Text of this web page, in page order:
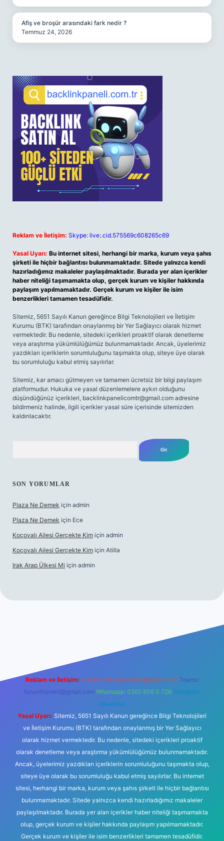
Afiş ve broşür arasındaki fark nedir ?
Temmuz 24, 2026
Reklam ve İletişim: Skype: live:.cid.575569c608265c69
Yasal Uyarı: Bu internet sitesi, herhangi bir marka, kurum veya şahıs
şirketi ile hiçbir bağlantısı bulunmamaktadır. Sitede yalnızca kendi
hazırladığımız makaleler paylaşılmaktadır. Burada yer alan içerikler
haber niteliği taşımamakta olup, gerçek kurum ve kişiler hakkında
paylaşım yapılmamaktadır. Gerçek kurum ve kişiler ile isim
benzerlikleri tamamen tesadüfidir.
Sitemiz, 5651 Sayılı Kanun gereğince Bilgi Teknolojileri ve İletişim
Kurumu (BTK) tarafından onaylanmış bir Yer Sağlayıcı olarak hizmet
vermektedir. Bu nedenle, sitedeki içerikleri proaktif olarak denetleme
veya araştırma yükümlülüğümüz bulunmamaktadır. Ancak, üyelerimiz
yazdıkları içeriklerin sorumluluğunu taşımakta olup, siteye üye olarak
bu sorumluluğu kabul etmiş sayılırlar.
Sitemiz, kar amacı gütmeyen ve tamamen ücretsiz bir bilgi paylaşım
platformudur. Hukuka ve yasal düzenlemelere aykırı olduğunu
düşündüğünüz içerikleri, backlinkpanelicomtr@gmail.com adresine
bildirmeniz halinde, ilgili içerikler yasal süre içerisinde sitemizden
kaldırılacaktır.
SON YORUMLAR
Plaza Ne Demek için admin
Plaza Ne Demek için Ece
Koçovalı Ailesi Gerçekte Kim için admin
Koçovalı Ailesi Gerçekte Kim için Atilla
Irak Arap Ülkesi Mi için admin
Reklam ve İletişim: E-mail: backlinkpaneli@gmail.com Teams:
forumhizmeti@gmail.com Whatsapp: 0262 606 0 726 Telegram:
@karabul
Yasal Uyarı: Sitemiz, 5651 Sayılı Kanun gereğince Bilgi Teknolojileri
ve İletişim Kurumu (BTK) tarafından onaylanmış bir Yer Sağlayıcı
olarak hizmet vermektedir. Bu nedenle, sitedeki içerikleri proaktif
olarak denetleme veya araştırma yükümlülüğümüz bulunmamaktadır.
Ancak, üyelerimiz yazdıkları içeriklerin sorumluluğunu taşımakta olup,
siteye üye olarak bu sorumluluğu kabul etmiş sayılırlar. Bu internet
sitesi, herhangi bir marka, kurum veya şahıs şirketi ile hiçbir bağlantısı
bulunmamaktadır. Sitede yalnızca kendi hazırladığımız makaleler
paylaşılmaktadır. Burada yer alan içerikler haber niteliği taşımamakta
olup, gerçek kurum ve kişiler hakkında paylaşım yapılmamaktadır.
Gerçek kurum ve kişiler ile isim benzerlikleri tamamen tesadüfidir.